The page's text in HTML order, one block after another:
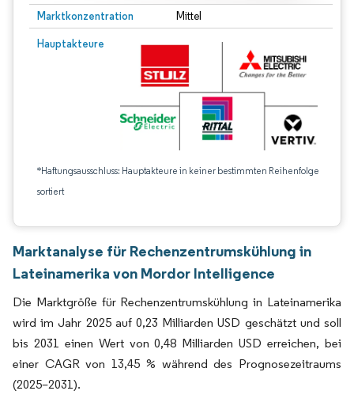
Marktkonzentration Mittel
Hauptakteure
*Haftungsausschluss: Hauptakteure in keiner bestimmten Reihenfolge
sortiert
Marktanalyse für Rechenzentrumskühlung in
Lateinamerika von Mordor Intelligence
Die Marktgröße für Rechenzentrumskühlung in Lateinamerika
wird im Jahr 2025 auf 0,23 Milliarden USD geschätzt und soll
bis 2031 einen Wert von 0,48 Milliarden USD erreichen, bei
einer CAGR von 13,45 % während des Prognosezeitraums
(2025–2031).